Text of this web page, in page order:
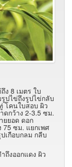
ง 8 เมตร ใบ
ปไข่ถึงรูปไข่กลับ
โคนใบสอบ ผิว
ดกว้าง 2-3.5 ซม.
ยยอด ดอก
75 ซม. แยกเพศ
เกือบกลม กลีบ
ถึงออกแดง ผิว